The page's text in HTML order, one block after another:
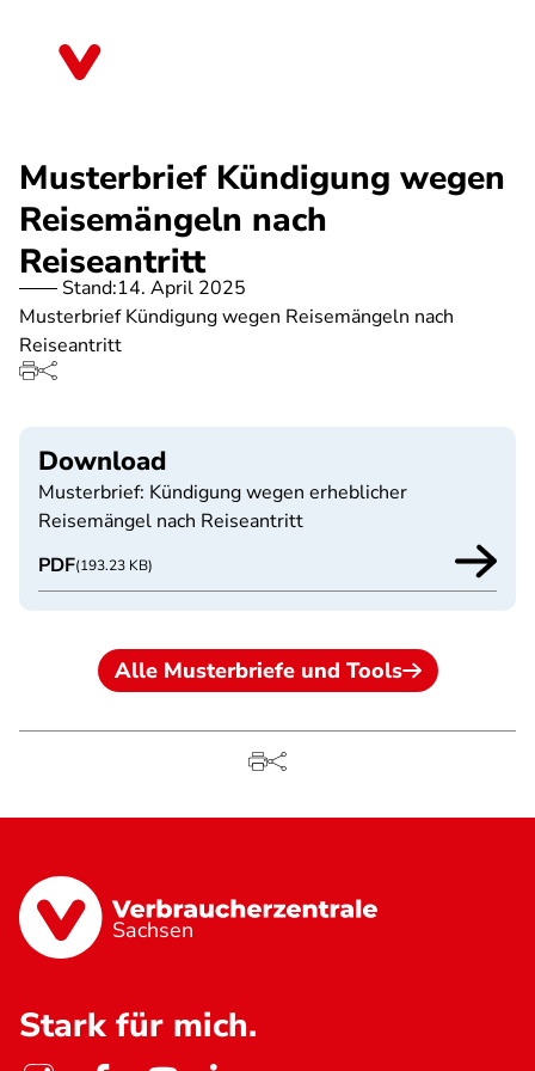
Musterbrief Kündigung wegen
Reisemängeln nach
Reiseantritt
Stand:14. April 2025
Musterbrief Kündigung wegen Reisemängeln nach
Reiseantritt
Download
Musterbrief: Kündigung wegen erheblicher
Reisemängel nach Reiseantritt
PDF(193.23 KB)
Alle Musterbriefe und Tools
Sachsen
Stark für mich.